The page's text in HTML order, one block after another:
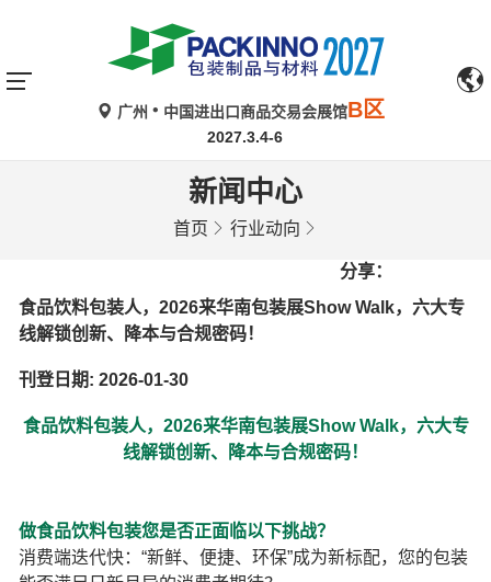
广州 中国进出口商品交易会展馆B区
2027.3.4-6
新闻中心
首页 行业动向
分享：
食品饮料包装人，2026来华南包装展Show Walk，六大专
线解锁创新、降本与合规密码！
刊登日期: 2026-01-30
食品饮料包装人，2026来华南包装展Show Walk，六大专
线解锁创新、降本与合规密码！
做食品饮料包装您是否正面临以下挑战？
消费端迭代快：“新鲜、便捷、环保”成为新标配，您的包装